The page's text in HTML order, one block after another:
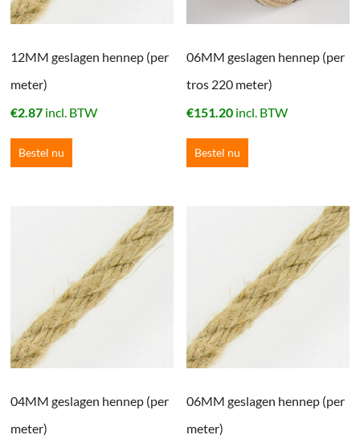
12MM geslagen hennep (per
meter)
€2.87 incl. BTW
Bestel nu
06MM geslagen hennep (per
tros 220 meter)
€151.20 incl. BTW
Bestel nu
04MM geslagen hennep (per
meter)
06MM geslagen hennep (per
meter)